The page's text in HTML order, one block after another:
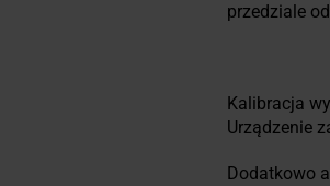
przedziale
Kalibracja
Urządzenie
Dodatkowo